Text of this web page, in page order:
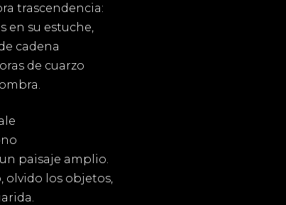
trascendencia:
en su estuche,
cadena
de cuarzo
paisaje amplio.
olvido los objetos,